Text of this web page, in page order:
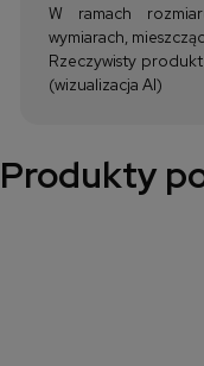
W ramach
wymiarach,
Rzeczywisty
(wizualizacja AI)
Produkty